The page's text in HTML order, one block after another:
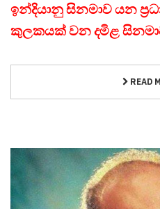
ඉන්දියානු සිනමාව යන
කුලකයක් වන දමිළ
READ